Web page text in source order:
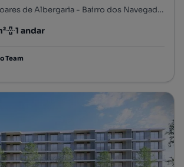
Avenida Lopo Soares de Albergaria - Bairro dos Navegadores, Porto Salvo, Oeiras, Lisboa
quadrado
1 andar
Team